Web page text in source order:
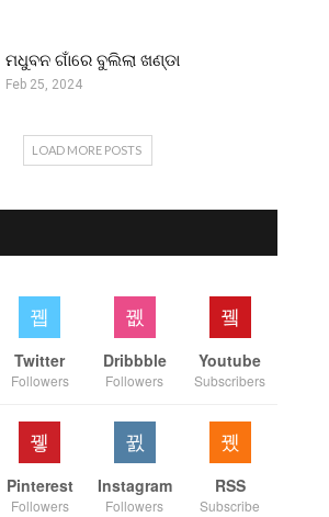
ମଧୁବନ ଗାଁରେ ବୁଲିଲା ଖଣ୍ଡା
Feb 25, 2024
LOAD MORE POSTS
Twitter
Followers
Dribbble
Followers
Youtube
Subscribers
Pinterest
Followers
Instagram
Followers
RSS
Subscribe